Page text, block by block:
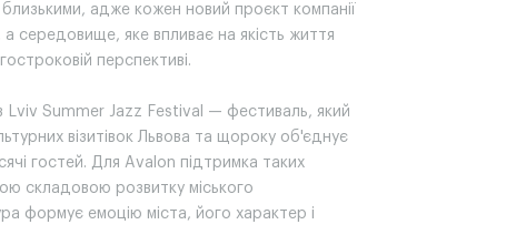
адже кожен новий проєкт компанії
середовище, яке впливає на якість життя
перспективі.
Summer Jazz Festival — фестиваль, який
візитівок Львова та щороку об'єднує
гостей. Для Avalon підтримка таких
складовою розвитку міського
формує емоцію міста, його характер і